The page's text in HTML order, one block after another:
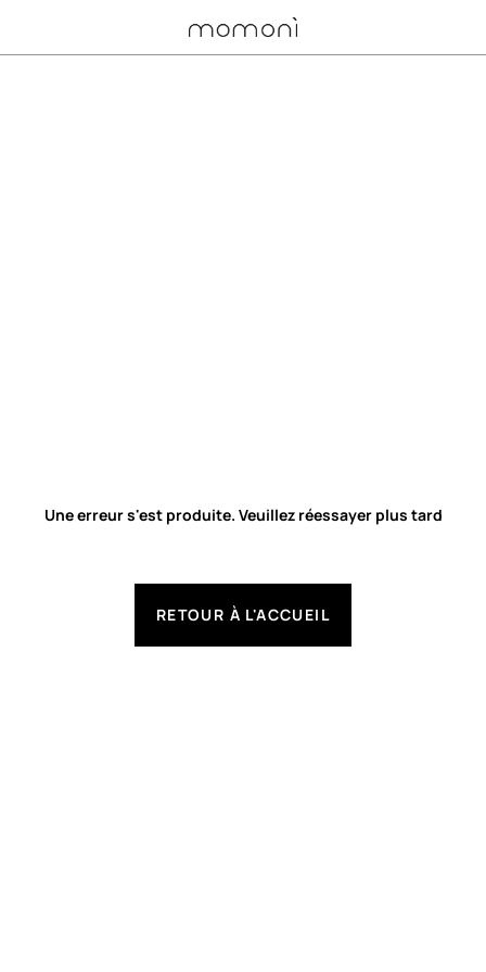
Une erreur s'est produite. Veuillez réessayer plus tard
RETOUR À L'ACCUEIL